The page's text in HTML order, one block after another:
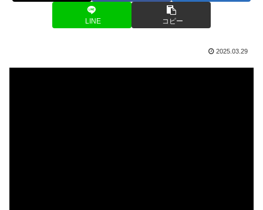
LINE コピー
2025.03.29